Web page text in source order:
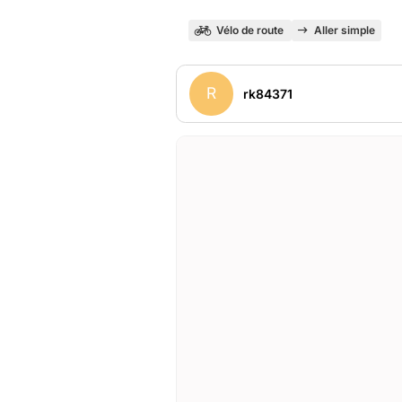
Vélo de route Aller simple
R rk84371